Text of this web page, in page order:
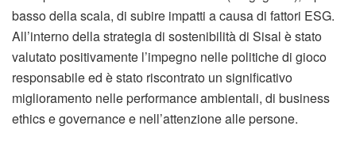
basso della scala, di subire impatti a causa di fattori ESG.
All’interno della strategia di sostenibilità di Sisal è stato
valutato positivamente l’impegno nelle politiche di gioco
responsabile ed è stato riscontrato un significativo
miglioramento nelle performance ambientali, di business
ethics e governance e nell’attenzione alle persone.